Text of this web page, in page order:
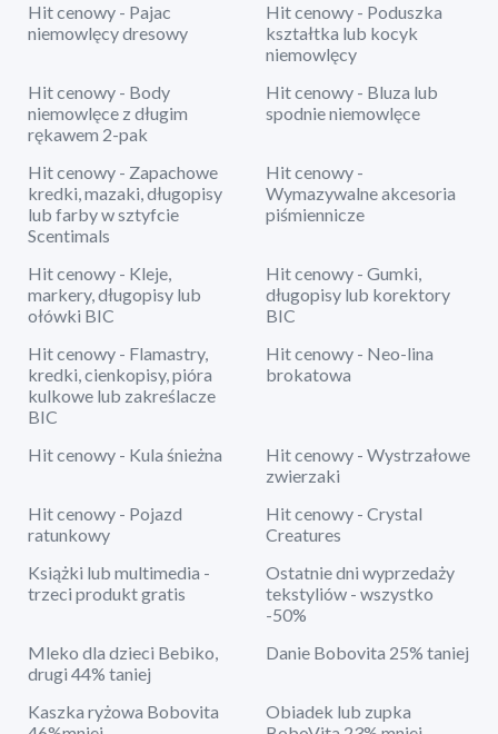
Hit cenowy - Pajac
niemowlęcy dresowy
Hit cenowy - Poduszka
kształtka lub kocyk
niemowlęcy
Hit cenowy - Body
niemowlęce z długim
rękawem 2-pak
Hit cenowy - Bluza lub
spodnie niemowlęce
Hit cenowy - Zapachowe
kredki, mazaki, długopisy
lub farby w sztyfcie
Scentimals
Hit cenowy -
Wymazywalne akcesoria
piśmiennicze
Hit cenowy - Kleje,
markery, długopisy lub
ołówki BIC
Hit cenowy - Gumki,
długopisy lub korektory
BIC
Hit cenowy - Flamastry,
kredki, cienkopisy, pióra
kulkowe lub zakreślacze
BIC
Hit cenowy - Neo-lina
brokatowa
Hit cenowy - Kula śnieżna
Hit cenowy - Wystrzałowe
zwierzaki
Hit cenowy - Pojazd
ratunkowy
Hit cenowy - Crystal
Creatures
Książki lub multimedia -
trzeci produkt gratis
Ostatnie dni wyprzedaży
tekstyliów - wszystko
-50%
Mleko dla dzieci Bebiko,
drugi 44% taniej
Danie Bobovita 25% taniej
Kaszka ryżowa Bobovita
Obiadek lub zupka